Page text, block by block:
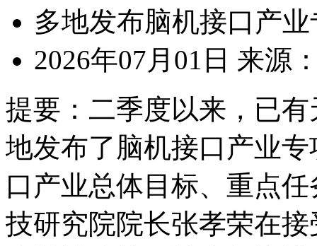
多地发布脑机接口产
2026年07月01日 来源
提要： 二季度以来，已
地发布了脑机接口产业
口产业总体目标、重点
技研究院院长张孝荣在